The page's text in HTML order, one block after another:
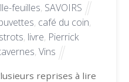
feuilles, SAVOIRS
, café du coin,
, livre, Pierrick
,Vins
reprises à lire